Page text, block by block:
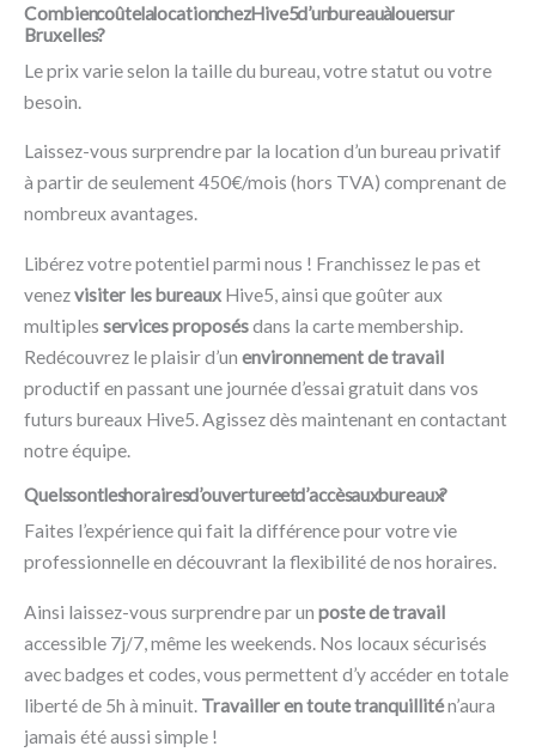
Combien coûte la location chez Hive5 d’un bureau à louer sur
Bruxelles ?
Le prix varie selon la taille du bureau, votre statut ou votre
besoin.
Laissez-vous surprendre par la location d’un bureau privatif
à partir de seulement 450€/mois (hors TVA) comprenant de
nombreux avantages.
Libérez votre potentiel parmi nous ! Franchissez le pas et
venezvisiter les bureaux Hive5, ainsi que goûter aux
multiples services proposésdans la carte membership.
Redécouvrez le plaisir d’un environnement de travail
productif en passant une journée d’essai gratuit dans vos
futurs bureaux Hive5. Agissez dès maintenant en contactant
notre équipe.
Quels sont les horaires d’ouverture et d’accès aux bureaux ?
Faites l’expérience qui fait la différence pour votre vie
professionnelle en découvrant la flexibilité de nos horaires.
Ainsi laissez-vous surprendre par un poste de travail
accessible 7j/7, même les weekends. Nos locaux sécurisés
avec badges et codes, vous permettent d’y accéder en totale
liberté de 5h à minuit. Travailler en toute tranquillitén’aura
jamais été aussi simple !